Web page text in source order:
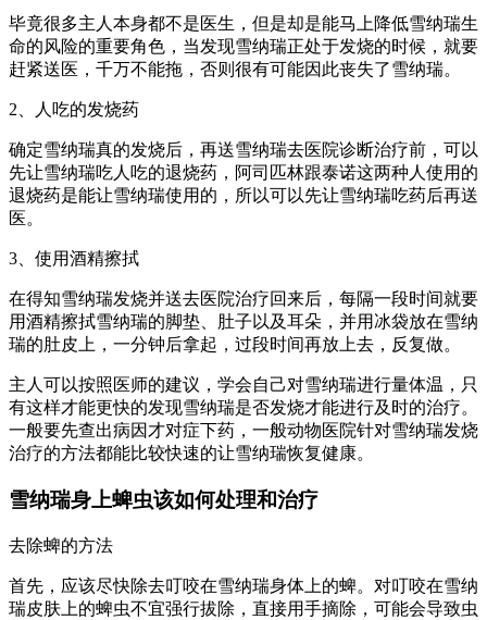
毕竟很多主人本身都不是医生，但是却是能马上降低雪纳瑞生
命的风险的重要角色，当发现雪纳瑞正处于发烧的时候，就要
赶紧送医，千万不能拖，否则很有可能因此丧失了雪纳瑞。
2、人吃的发烧药
确定雪纳瑞真的发烧后，再送雪纳瑞去医院诊断治疗前，可以
先让雪纳瑞吃人吃的退烧药，阿司匹林跟泰诺这两种人使用的
退烧药是能让雪纳瑞使用的，所以可以先让雪纳瑞吃药后再送
医。
3、使用酒精擦拭
在得知雪纳瑞发烧并送去医院治疗回来后，每隔一段时间就要
用酒精擦拭雪纳瑞的脚垫、肚子以及耳朵，并用冰袋放在雪纳
瑞的肚皮上，一分钟后拿起，过段时间再放上去，反复做。
主人可以按照医师的建议，学会自己对雪纳瑞进行量体温，只
有这样才能更快的发现雪纳瑞是否发烧才能进行及时的治疗。
一般要先查出病因才对症下药，一般动物医院针对雪纳瑞发烧
治疗的方法都能比较快速的让雪纳瑞恢复健康。
雪纳瑞身上蜱虫该如何处理和治疗
去除蜱的方法
首先，应该尽快除去叮咬在雪纳瑞身体上的蜱。对叮咬在雪纳
瑞皮肤上的蜱虫不宜强行拔除，直接用手摘除，可能会导致虫